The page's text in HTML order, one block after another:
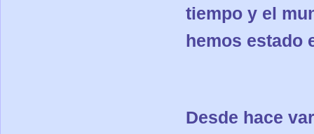
tiempo y el
hemos estado
Desde hace